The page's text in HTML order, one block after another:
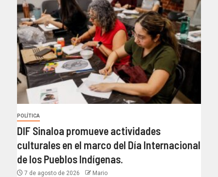
POLÍTICA
DIF Sinaloa promueve actividades
culturales en el marco del Día Internacional
de los Pueblos Indígenas.
7 de agosto de 2026 Mario